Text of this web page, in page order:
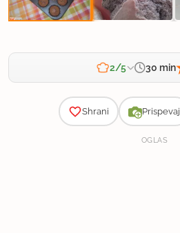
2/5 30 min
Shrani Prispevaj
OGLAS